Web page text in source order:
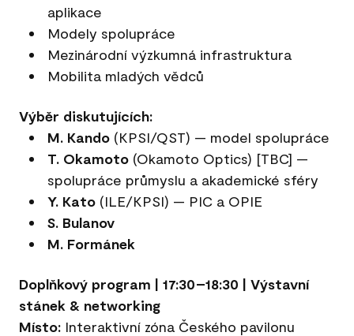
aplikace
Modely spolupráce
Mezinárodní výzkumná infrastruktura
Mobilita mladých vědců
Výběr diskutujících:
M. Kando (KPSI/QST) — model spolupráce
T. Okamoto (Okamoto Optics) [TBC] —
spolupráce průmyslu a akademické sféry
Y. Kato (ILE/KPSI) — PIC a OPIE
S. Bulanov
M. Formánek
Doplňkový program | 17:30–18:30 | Výstavní
stánek & networking
Místo: Interaktivní zóna Českého pavilonu